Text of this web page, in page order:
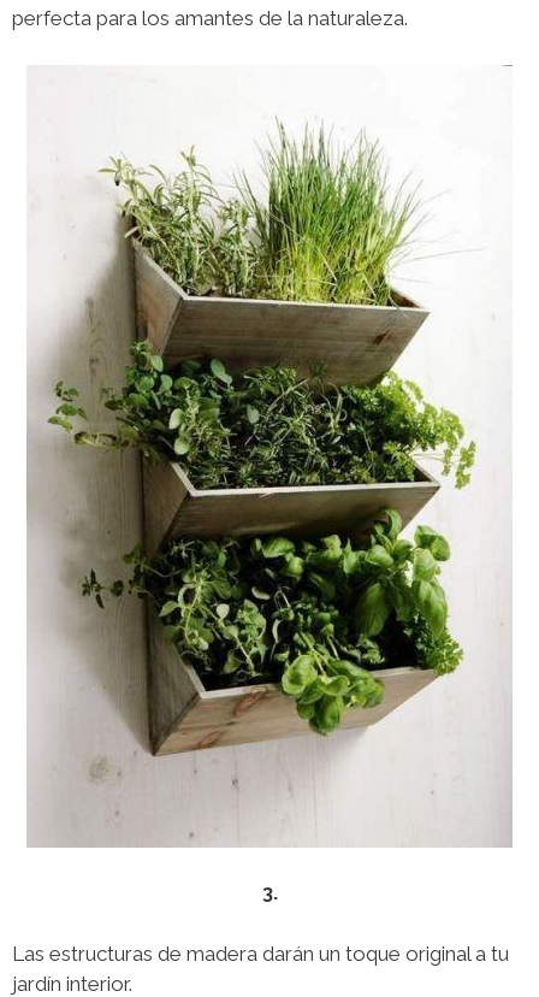
perfecta para los amantes de la naturaleza.
3.
Las estructuras de madera darán un toque original a tu
jardín interior.